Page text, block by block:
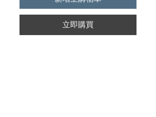
立即購買